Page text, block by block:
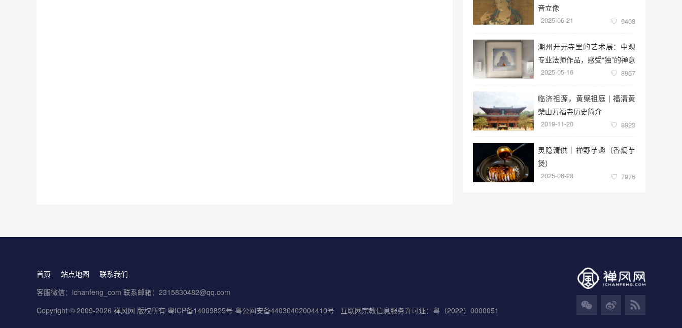
音立像
2025-06-21 9408
潮州开元寺里的艺术展：中观
专业法师作品，感受“独”的禅意
世界
2025-05-16 8967
临济祖源，黄檗祖庭 | 福清黄
檗山万福寺历史简介
2019-11-20 8923
灵隐清供｜​禅野芋趣（香焗芋
煲）
2025-06-28 7976
首页 站点地图
联系我们
客服微信：ichanfeng_com 联系邮箱：2315830482@qq.com
Copyright © 2009-2026 禅风网 版权所有 粤ICP备14009825号 粤公网安备44030402004410号 互联网宗教信息服务许可证：粤（2022）0000051